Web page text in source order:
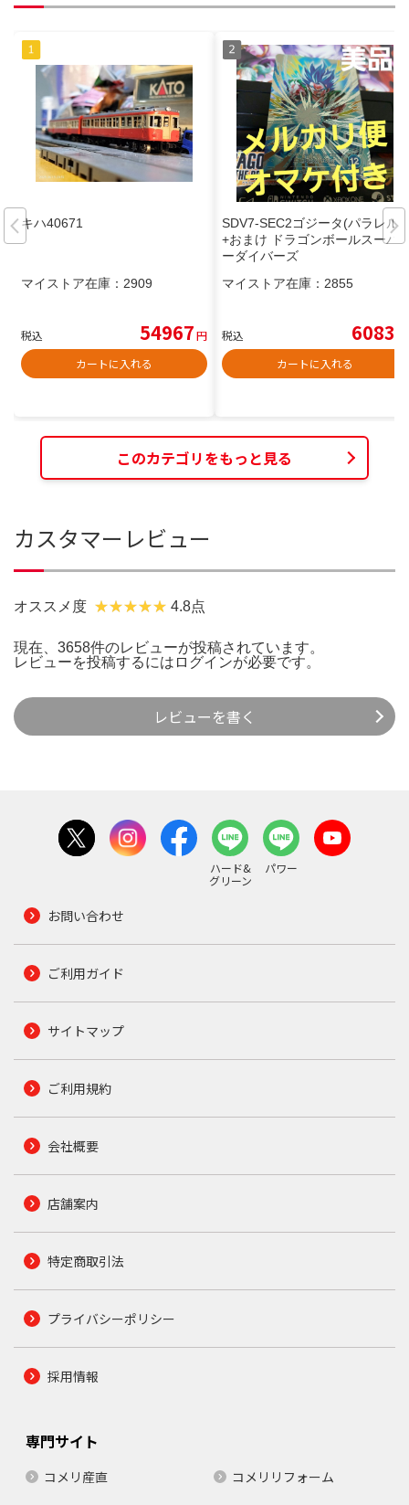
キハ40671
マイストア在庫： 2909
税込 54967円
カートに入れる
SDV7-SEC2ゴジータ(パラレル)
+おまけ ドラゴンボールスーパ
ーダイバーズ
マイストア在庫： 2855
税込 6083
カートに入れる
このカテゴリをもっと見る
カスタマーレビュー
オススメ度 4.8点
現在、3658件のレビューが投稿されています。
レビューを投稿するには ログインが必要です。
レビューを書く
ハード&
グリーン
パワー
お問い合わせ
ご利用ガイド
サイトマップ
ご利用規約
会社概要
店舗案内
特定商取引法
プライバシーポリシー
採用情報
専門サイト
コメリ産直
コメリリフォーム